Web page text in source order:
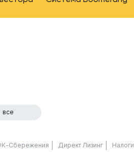
все
Сбережения Директ Лизинг Налоги